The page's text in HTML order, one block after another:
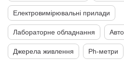
Електровимірювальні прилади
Лабораторне обладнання
Джерела живлення Ph-метри